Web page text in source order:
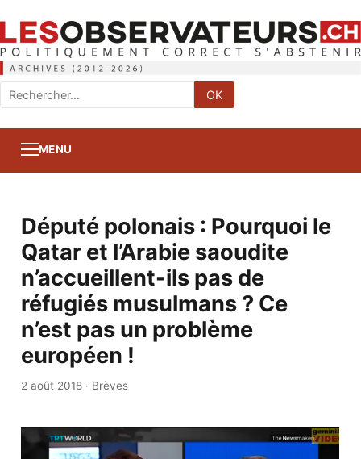
Rechercher
:
OK
MENU
Député polonais : Pourquoi le
Qatar et l’Arabie saoudite
n’accueillent-ils pas de
réfugiés musulmans ? Ce
n’est pas un problème
européen !
2 août 2018· Brèves